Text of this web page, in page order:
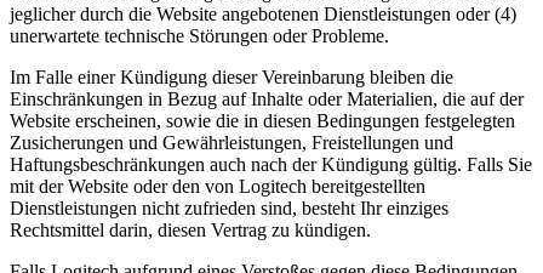
jeglicher durch die Website angebotenen Dienstleistungen oder (4)
unerwartete technische Störungen oder Probleme.
Im Falle einer Kündigung dieser Vereinbarung bleiben die
Einschränkungen in Bezug auf Inhalte oder Materialien, die auf der
Website erscheinen, sowie die in diesen Bedingungen festgelegten
Zusicherungen und Gewährleistungen, Freistellungen und
Haftungsbeschränkungen auch nach der Kündigung gültig. Falls Sie
mit der Website oder den von Logitech bereitgestellten
Dienstleistungen nicht zufrieden sind, besteht Ihr einziges
Rechtsmittel darin, diesen Vertrag zu kündigen.